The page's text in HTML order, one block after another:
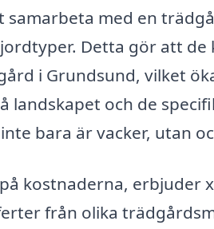
samarbeta med en
Detta gör att
i Grundsund, vilket
landskapet och de
bara är vacker, utan
kostnaderna,
från olika